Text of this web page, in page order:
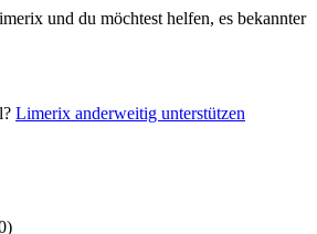
und du möchtest helfen, es bekannter
Limerix anderweitig unterstützen